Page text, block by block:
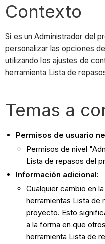
Contexto
Si es un Administrador del
personalizar las opciones
utilizando los ajustes de
herramienta Lista de
Temas a
Permisos de usuario
Permisos de nivel
Lista de repasos del
Información adicional:
Cualquier cambio en
herramientas Lista de
proyecto. Esto
a la forma en que
herramienta Lista de